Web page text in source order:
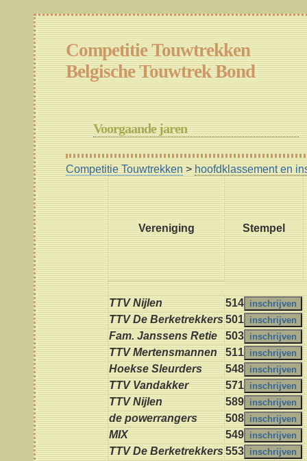
Competitie Touwtrekken
Belgische Touwtrek Bond
Voorgaande jaren
Competitie Touwtrekken > hoofdklassement en
Vereniging Stempel
TTV Nijlen
514
TTV De Berketrekkers501
Fam. Janssens Retie
503
TTV Mertensmannen
511
Hoekse Sleurders
548
TTV Vandakker
571
TTV Nijlen
589
de powerrangers
508
MIX
549
TTV De Berketrekkers553